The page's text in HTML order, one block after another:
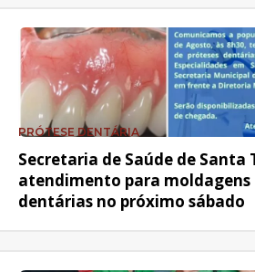
PRÓTESE DENTÁRIA
Secretaria de Saúde de
atendimento para moldagens
dentárias no próximo sábado